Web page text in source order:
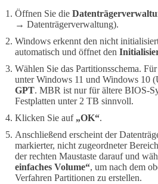
Öffnen Sie die
→ Datenträgerverwaltung).
Windows erkennt den nicht
automatisch und öffnet den
Wählen Sie das Partitionsschema.
unter Windows 11 und Windows 10
GPT. MBR ist nur für ältere BIOS-
Festplatten unter 2 TB sinnvoll.
Klicken Sie auf „OK“.
Anschließend erscheint der
markierter, nicht zugeordneter
der rechten Maustaste darauf und
einfaches Volume“, um nach dem
Verfahren Partitionen zu erstellen.